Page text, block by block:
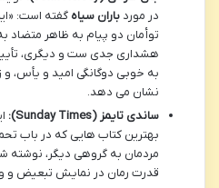
در مورد باران سیاه گفته است:
توأمان دو پیام به ظاهر متضاد
هشداری جدی ست و دیگری،
به خوبی دوگانگی امید و یأس، و
نشان می دهد.
ساندی تایمز (Sunday Times):
بهترین کتاب هایی که در باب
مردمان به گروهی دیگر،
قدرت رمان در نمایش تبعیض و